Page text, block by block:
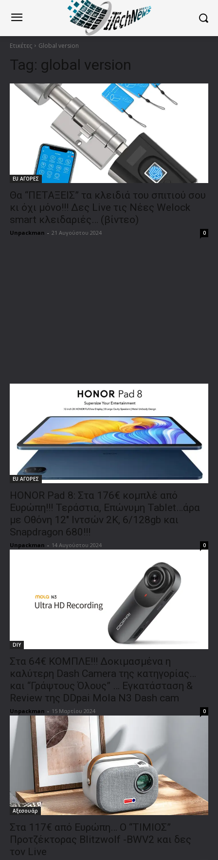
Ετικέτες Global version
Tag: global version
EU ΑΓΟΡΕΣ
Θα “ΠΕΤΑΞΕΙΣ” τα κλειδιά του σπιτιού σου
κι όχι μόνο!!! Δες Live τις Νέες Welock
smart κλειδαριές… (βίντεο)
Unpackman - 21 Αυγούστου 2024 0
EU ΑΓΟΡΕΣ
HONOR Pad 8: Στα 176€ κομπλέ από
Ευρώπη!!! Τεράστια, Επώνυμη Tablet…άρα
με Οθόνη 12″ Ιντσών 2Κ, 6/128gb και
Snapdragon 680!!!
Unpackman - 14 Αυγούστου 2024 0
DIY
Στα 64€ ΚΟΜΠΛΕ!!! Δοκιμασμένα η
καλύτερη Dash Camera της κατηγορίας…
και “Γράψτους Όλους” … Εγκατάσταση &
Review της DDpai Mola N3 Dash cam
Unpackman - 15 Μαρτίου 2024 0
Αξεσουάρ
Στα 117€ από Ευρώπη… O “ΤΙΜΙΟΣ”
Προτζέκτορας Blitzwolf -BWV2 και δες
τον Live